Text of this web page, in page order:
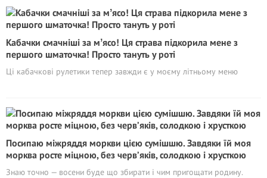
Кабачки смачніші за мʼясо! Ця страва підкорила мене з
першого шматочка! Просто тануть у роті
Ці кабачкові рулетики тепер завжди є у моєму літньому меню
Посипаю міжряддя моркви цією сумішшю. Завдяки їй моя
морква росте міцною, без черв’яків, солодкою і хрусткою
Знаю точно — восени буде що збирати і чим пригощати родину.